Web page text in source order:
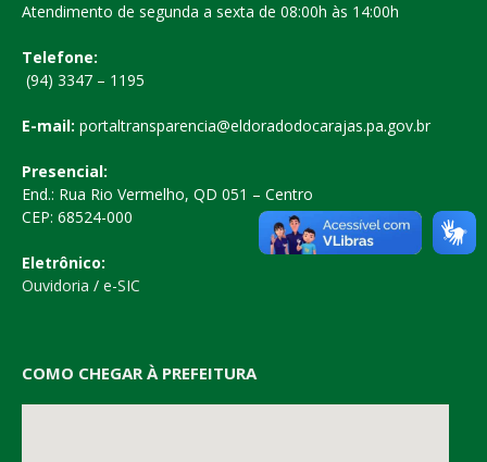
Atendimento de segunda a sexta de 08:00h às 14:00h
Telefone:
(94) 3347 – 1195
E-mail: portaltransparencia@eldoradodocarajas.pa.gov.br
Presencial:
End.: Rua Rio Vermelho, QD 051 – Centro
CEP: 68524-000
Eletrônico:
Ouvidoria / e-SIC
COMO CHEGAR À PREFEITURA